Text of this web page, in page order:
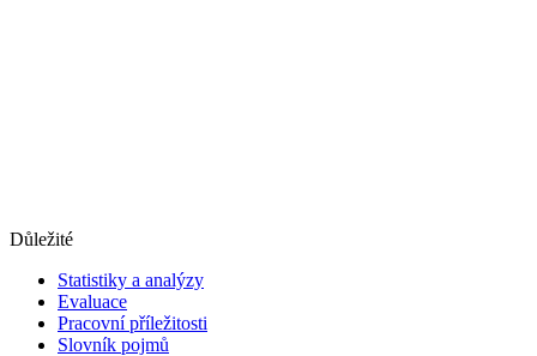
Důležité
Statistiky a analýzy
Evaluace
Pracovní příležitosti
Slovník pojmů